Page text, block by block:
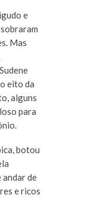
e
Mas
eito da
alguns
para
botou
andar de
e ricos